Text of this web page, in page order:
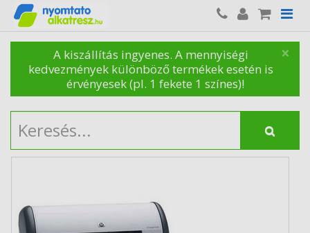
×
A kiszállítás ingyenes. A mennyiségi
kedvezmények különböző termékek esetén is
érvényesek (pl. 1 fekete 1 színes)!